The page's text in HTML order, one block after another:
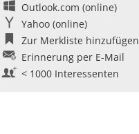
Outlook.com (online)
Yahoo (online)
Zur Merkliste hinzufügen
Erinnerung per E-Mail
< 1000 Interessenten